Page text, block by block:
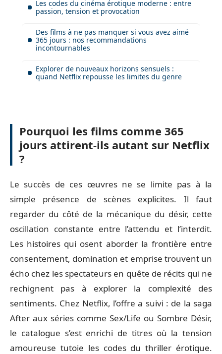
Les codes du cinéma érotique moderne : entre
passion, tension et provocation
Des films à ne pas manquer si vous avez aimé
365 jours : nos recommandations
incontournables
Explorer de nouveaux horizons sensuels :
quand Netflix repousse les limites du genre
Pourquoi les films comme 365
jours attirent-ils autant sur Netflix
?
Le succès de ces œuvres ne se limite pas à la
simple présence de scènes explicites. Il faut
regarder du côté de la mécanique du désir, cette
oscillation constante entre l’attendu et l’interdit.
Les histoires qui osent aborder la frontière entre
consentement, domination et emprise trouvent un
écho chez les spectateurs en quête de récits qui ne
rechignent pas à explorer la complexité des
sentiments. Chez Netflix, l’offre a suivi : de la saga
After aux séries comme Sex/Life ou Sombre Désir,
le catalogue s’est enrichi de titres où la tension
amoureuse tutoie les codes du thriller érotique.